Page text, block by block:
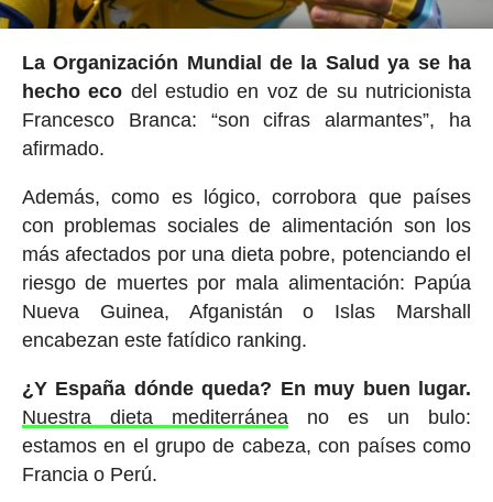
La Organización Mundial de la Salud ya se ha
hecho eco del estudio en voz de su nutricionista
Francesco Branca: “son cifras alarmantes”, ha
afirmado.
Además, como es lógico, corrobora que países
con problemas sociales de alimentación son los
más afectados por una dieta pobre, potenciando el
riesgo de muertes por mala alimentación: Papúa
Nueva Guinea, Afganistán o Islas Marshall
encabezan este fatídico ranking.
¿Y España dónde queda? En muy buen lugar.
Nuestra dieta mediterráneano es un bulo:
estamos en el grupo de cabeza, con países como
Francia o Perú.